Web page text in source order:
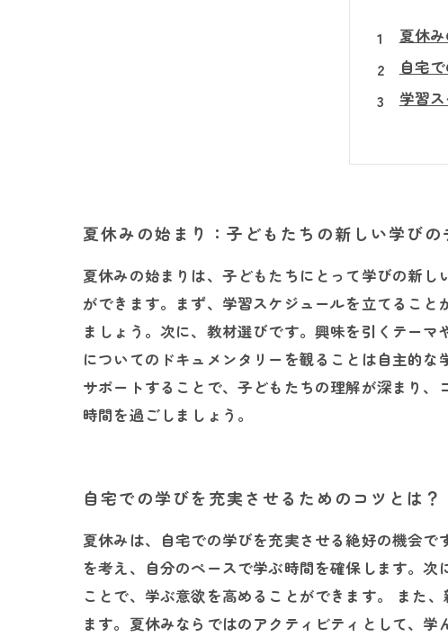
夏休
自宅
学習
教材
楽し
夏休
夏休みの始まり：子どもたちの新しい学びの
夏休みの始まりは、子どもたちにとって学びの新
ができます。まず、学習スケジュールを立てるこ
ましょう。次に、教材選びです。興味を引くテー
についてのドキュメンタリーを観ることは自主的
サポートすることで、子どもたちの理解が深まり
時間を過ごしましょう。
自宅での学びを充実させるためのコツとは？
夏休みは、自宅での学びを充実させる絶好の機会
を考え、自分のペースで学ぶ時間を確保します。
ことで、学ぶ意欲を高めることができます。 また
ます。夏休みならではのアクティビティとして、